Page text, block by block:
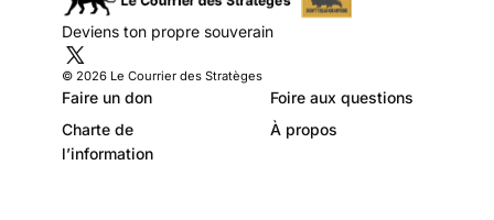
Deviens ton propre souverain
© 2026 Le Courrier des Stratèges
Faire un don
Foire aux questions
Charte de
l’information
À propos